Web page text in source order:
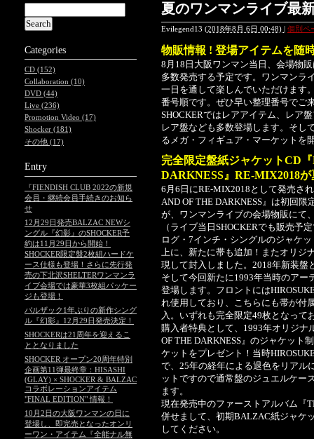
夏のワンマンライブ最
Evilegend13 (2018年8月 6日 00:48) | 個別ペ
物販情報 ! 登場アイテムを随
8月18日大阪ワンマン当日、会場物
多数発売する予定です。ワンマンラ
一日を通して楽しんでいただけます
番号順です。ぜひ早い整理番号でご
SHOCKERではレアアイテム、レア
レア盤なども多数登場します。そし
るメガ・フィギュア・マーケットを
完全限定盤紙ジャケットCD
DARKNESS』RE-MIX2018
6月6日にRE-MIX2018として発売さ
AND OF THE DARKNESS』は初回
が、ワンマンライブの会場物販にて
（ライブ当日SHOCKERでも販売予
ログ・7インチ・シングルのジャケ
上に、新たに帯も追加！またオリ
現して封入しました。2018年新装盤
そして今回新たに1993年当時のア
登場します。フロントには
れ使用しており、こちらにも帯が付
入。いずれも完全限定49枚となって
購入者特典として、1993年オリジナ
OF THE DARKNESS』のジャケット
ケットをプレゼント！当時
で、25年の経年による退色をリアル
ットですので通常盤のジュエルケー
ます。
現在発売中のファーストアルバム『
併せまして、初期BALZAC紙ジャケ
してください。
Categories
CD (152)
Collaboration (10)
DVD (44)
Live (236)
Promotion Video (17)
Shocker (181)
その他 (17)
Entry
『FIENDISH CLUB 2022の新規
会員・継続会員手続きのお知ら
せ
12月29日発売BALZAC NEWシ
ングル『幻影』のSHOCKER予
約は11月29日から開始！
SHOCKER限定盤2枚組ハードケ
ース仕様も登場！さらに先行発
売の下北沢SHELTERワンマンラ
イブ会場では豪華3枚組パッケー
ジも登場！
バルザック1年ぶりの新作シング
ル『幻影』12月29日発売決定！
SHOCKERは21周年を迎えるこ
ととなりました
SHOCKER オープン20周年特別
企画第11弾最終章：HISASHI
(GLAY) × SHOCKER & BALZAC
コラボレーションアイテム
"FINAL EDITION" 情報！
10月2日の大阪ワンマンの日に
登場し、即完売となったオンリ
ーワン・アイテム『全能ナル無